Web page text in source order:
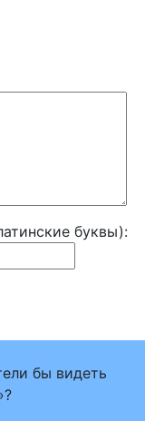
буквы):
бы видеть